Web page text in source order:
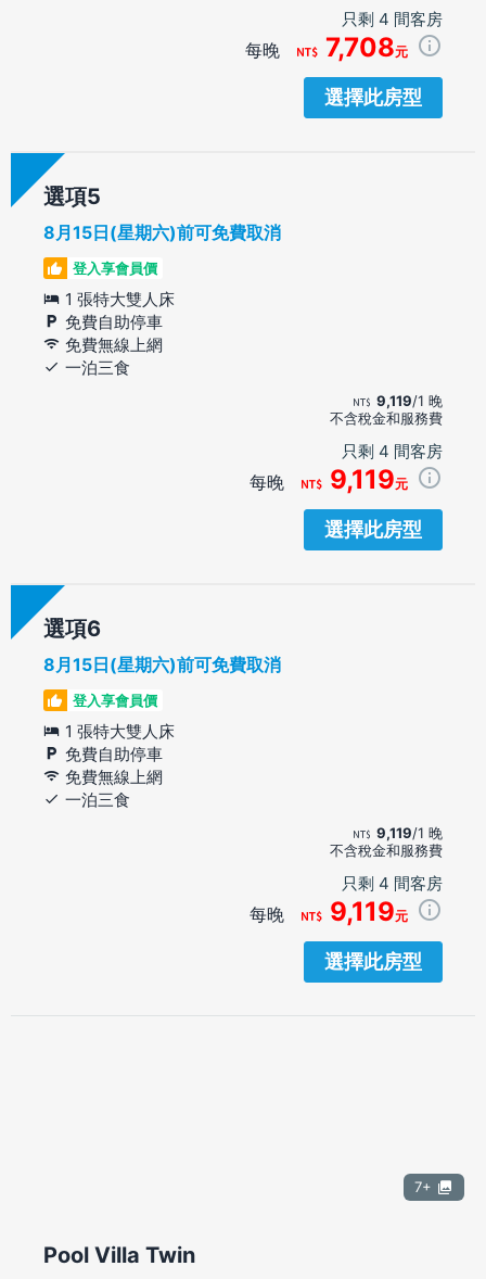
只剩 4 間客房
每晚 7,708元
選擇此房型
選項
8月15日(星期六)前可免費取消
登入享會員價
1 張特大雙人床
免費自助停車
免費無線上網
一泊三食
9,119/1 晚
不含稅金和服務費
只剩 4 間客房
每晚 9,119元
選擇此房型
選項
8月15日(星期六)前可免費取消
登入享會員價
1 張特大雙人床
免費自助停車
免費無線上網
一泊三食
9,119/1 晚
不含稅金和服務費
只剩 4 間客房
每晚 9,119元
選擇此房型
7+
Pool Villa Twin